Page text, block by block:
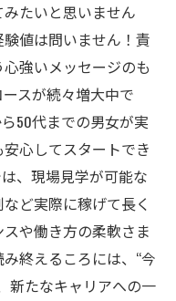
たいと思いません
値は問いません！責
強いメッセージのも
スが続々増大中で
50代までの男女が実
心してスタートでき
、現場見学が可能な
ど実際に稼げて長く
や働き方の柔軟さま
終えるころには、“今
新たなキャリアへの一